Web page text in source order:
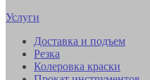
Услуги
Доставка и подъем
Резка
Колеровка краски